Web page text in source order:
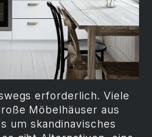
erforderlich. Viele
Möbelhäuser aus
um skandinavisches